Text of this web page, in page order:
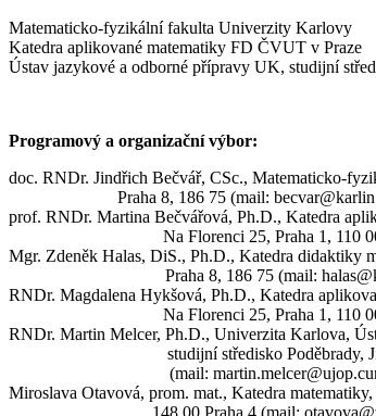
Matematicko-fyzikální fakulta Univerzity Karlovy
Katedra aplikované matematiky FD ČVUT v Praze
Ústav jazykové a odborné přípravy UK, studijní
Programový a organizační výbor:
doc. RNDr. Jindřich Bečvář, CSc., Matematicko-
Praha 8, 186 75 (mail:
prof. RNDr. Martina Bečvářová, Ph.D., Katedra
Na Florenci 25, Praha 1, 110
Mgr. Zdeněk Halas, DiS., Ph.D., Katedra didaktiky
Praha 8, 186 75 (mail:
RNDr. Magdalena Hykšová, Ph.D., Katedra
Na Florenci 25, Praha 1, 110
RNDr. Martin Melcer, Ph.D., Univerzita Karlova,
studijní středisko Poděbrady,
(mail:
Miroslava Otavová, prom. mat., Katedra
148 00 Praha 4 (mail: